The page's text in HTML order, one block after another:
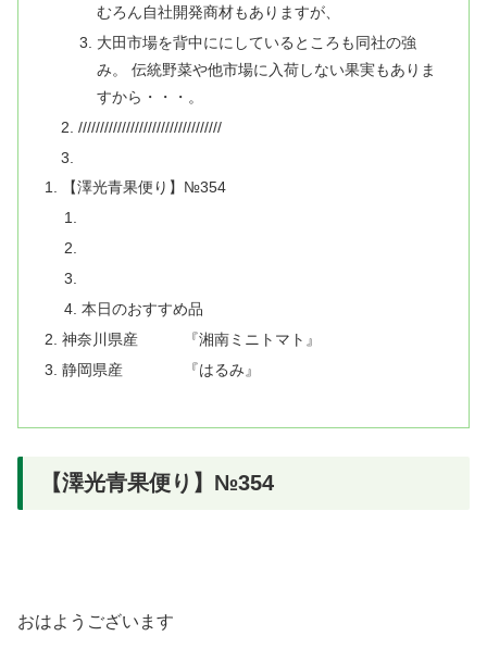
むろん自社開発商材もありますが、
大田市場を背中ににしているところも同社の強
み。 伝統野菜や他市場に入荷しない果実もありま
すから・・・。
/////////////////////////////////
【澤光青果便り】№354
本日のおすすめ品
神奈川県産 『湘南ミニトマト』
静岡県産 『はるみ』
【澤光青果便り】№354
おはようございます